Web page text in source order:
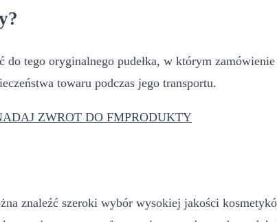
tego oryginalnego pudełka, w którym
towaru podczas jego transportu.
ZWROT DO FMPRODUKTY
znaleźć szeroki wybór wysokiej jakości